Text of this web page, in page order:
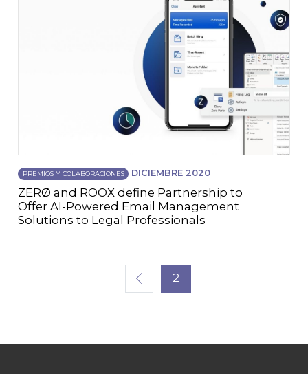
PREMIOS Y COLABORACIONES DICIEMBRE 2020
ZERØ and ROOX define Partnership to
Offer AI-Powered Email Management
Solutions to Legal Professionals
2